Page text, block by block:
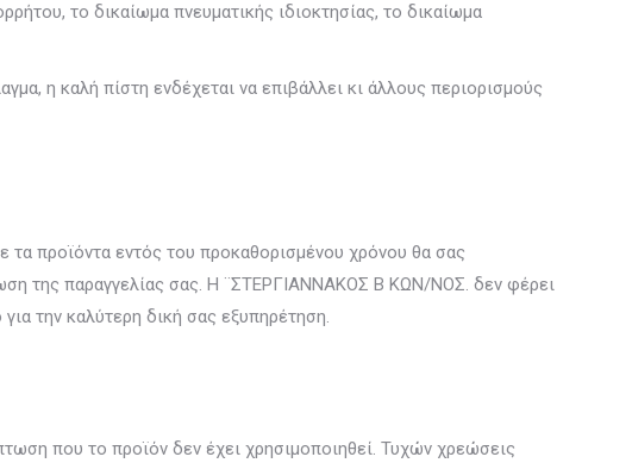
το δικαίωμα πνευματικής ιδιοκτησίας, το δικαίωμα
η καλή πίστη ενδέχεται να επιβάλλει κι άλλους περιορισμούς
τα προϊόντα εντός του προκαθορισμένου χρόνου θα σας
της παραγγελίας σας. Η ¨ΣΤΕΡΓΙΑΝΝΑΚΟΣ Β ΚΩΝ/ΝΟΣ. δεν φέρει
την καλύτερη δική σας εξυπηρέτηση.
που το προϊόν δεν έχει χρησιμοποιηθεί. Τυχών χρεώσεις